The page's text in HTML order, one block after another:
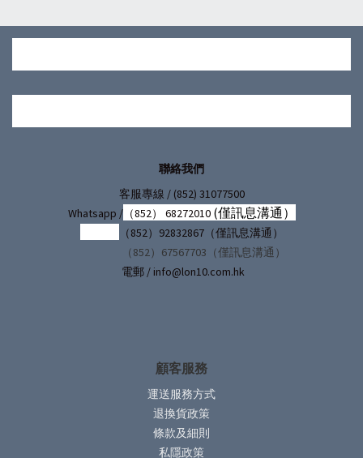
聯絡我們
客服專線 / (852) 31077500
Whatsapp /（852） 68272010 (僅訊息溝通）
（852）92832867（僅訊息溝通）
（852）67567703（僅訊息溝通）
電郵 / info@lon10.com.hk
顧客服務
運送服務方式
退換貨政策
條款及細則
私隱政策